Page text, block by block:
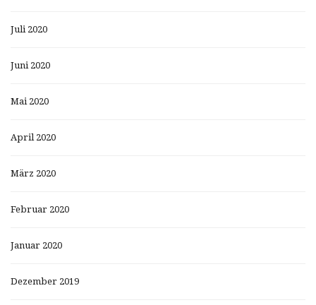
Juli 2020
Juni 2020
Mai 2020
April 2020
März 2020
Februar 2020
Januar 2020
Dezember 2019